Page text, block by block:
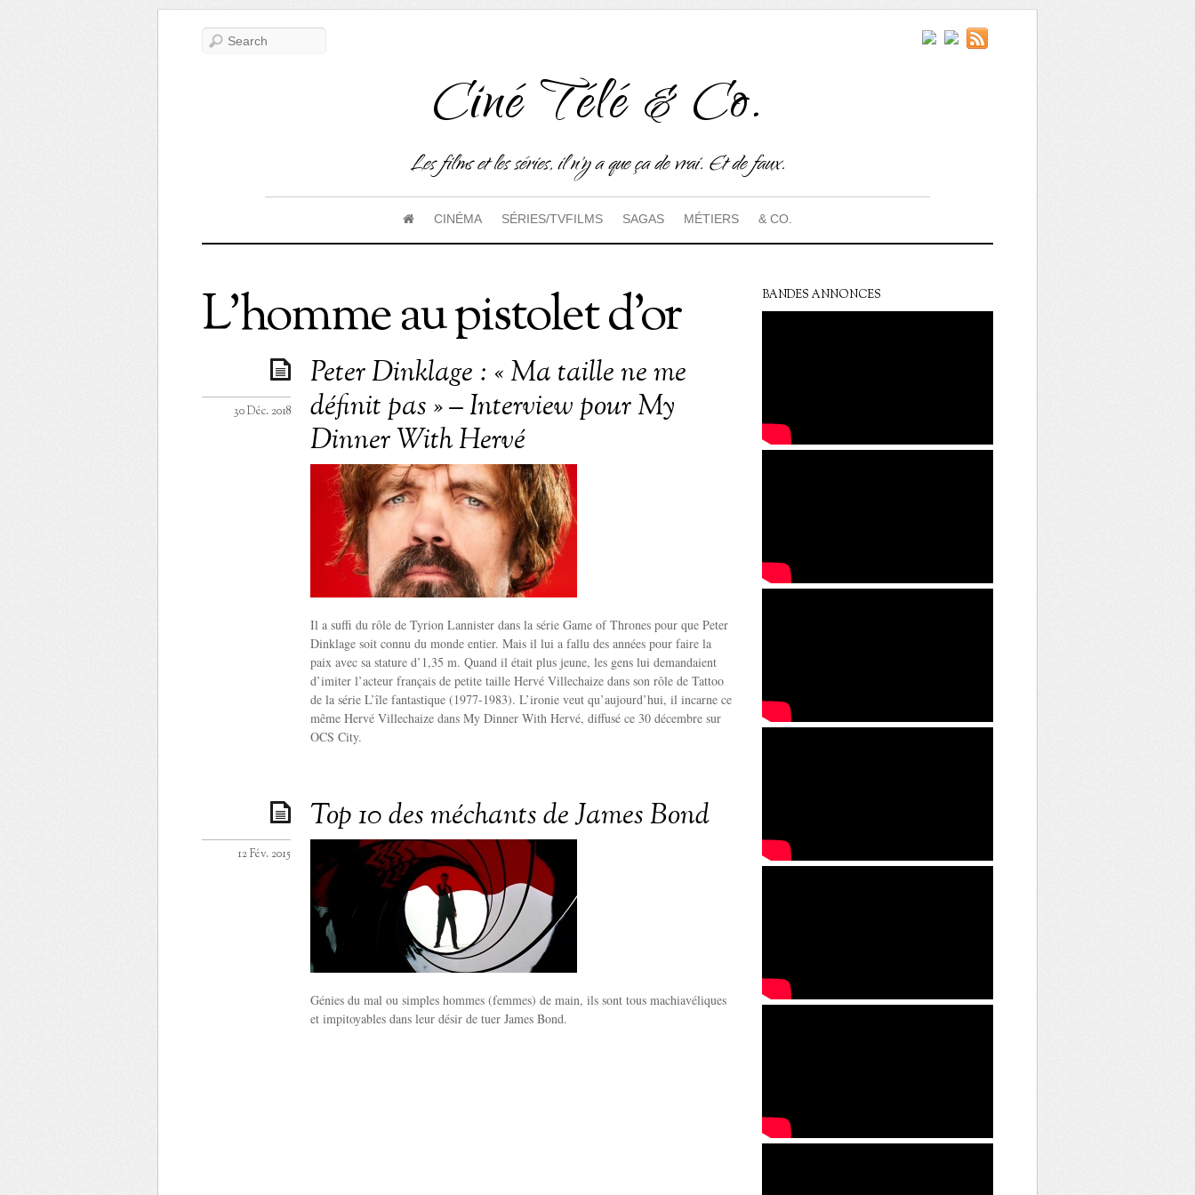
Ciné Télé & Co.
Les films et les séries, il n'y a que ça de vrai. Et de faux.
CINÉMA SÉRIES/TVFILMS SAGAS MÉTIERS & CO.
L’homme au pistolet d’or
Peter Dinklage : « Ma taille ne me
définit pas » – Interview pour My
Dinner With Hervé
30 Déc. 2018
Il a suffi du rôle de Tyrion Lannister dans la série Game of Thrones pour que Peter
Dinklage soit connu du monde entier. Mais il lui a fallu des années pour faire la
paix avec sa stature d’1,35 m. Quand il était plus jeune, les gens lui demandaient
d’imiter l’acteur français de petite taille Hervé Villechaize dans son rôle de Tattoo
de la série L’île fantastique (1977-1983). L’ironie veut qu’aujourd’hui, il incarne ce
même Hervé Villechaize dans My Dinner With Hervé, diffusé ce 30 décembre sur
OCS City.
Top 10 des méchants de James Bond
12 Fév. 2015
Génies du mal ou simples hommes (femmes) de main, ils sont tous machiavéliques
et impitoyables dans leur désir de tuer James Bond.
BANDES ANNONCES